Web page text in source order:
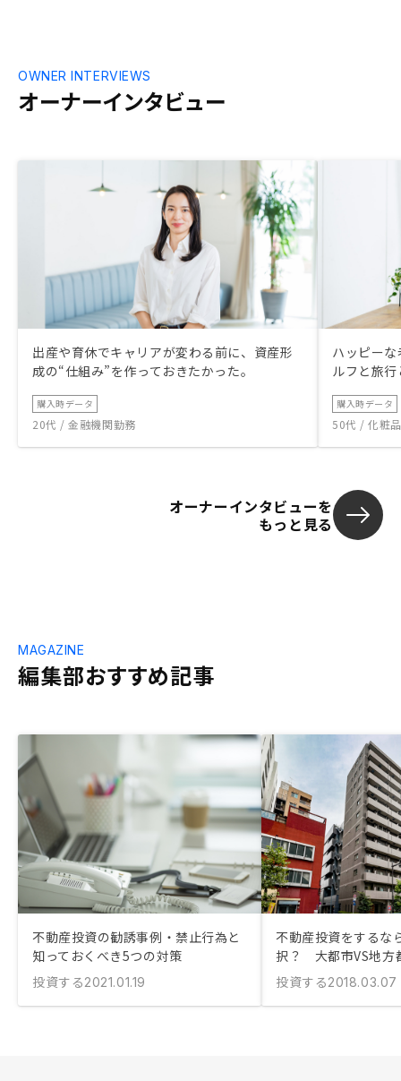
オーナーインタビュー
OWNER INTERVIEWS
出産や育休でキャリアが変わる前に、資産形
成の“仕組み”を作っておきたかった。
購入時データ
20代 / 金融機関勤務
ハッピー
ルフと旅
購入時データ
50代 / 化粧
オーナーインタビューを
もっと見る
編集部おすすめ記事
MAGAZINE
不動産投資の勧誘事例・禁止行為と
知っておくべき5つの対策
投資する2021.01.19
不動産投資をするな
択？ 大都市VS地方
投資する2018.03.07